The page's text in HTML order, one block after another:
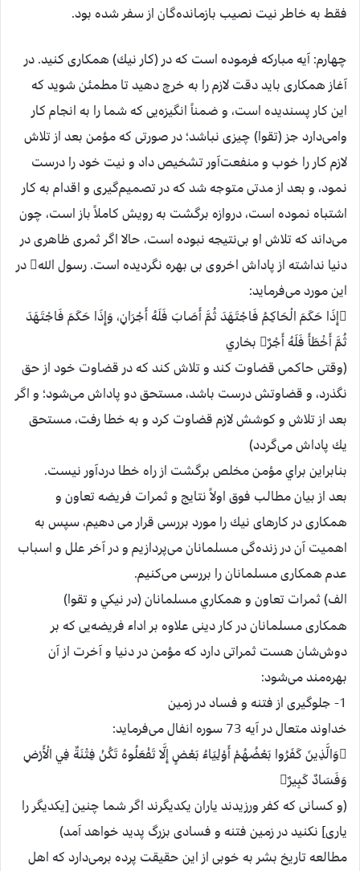
فقط به خاطر نيت نصيب بازمانده‌گان از سفر شده بود.
چهارم: آيه مباركه فرموده است كه در (كار نيك) همكاری كنيد. در
آغاز همكاری بايد دقت لازم را به خرچ دهيد تا مطمئن شويد كه
اين كار پسنديده است، و ضمناً انگيزه‌يی كه شما را به انجام كار
وامی‌دارد جز (تقوا) چيزی نباشد؛ در صورتی كه مؤمن بعد از تلاش
لازم كار را خوب و منفعت‌آور تشخيص داد و نيت خود را درست
نمود، و بعد از مدتی متوجه شد كه در تصميم‌گيری و اقدام به كار
اشتباه نموده است، دروازه برگشت به رويش كاملاً باز است، چون
می‌داند كه تلاش او بی‌نتيجه نبوده است، حالا اگر ثمری ظاهری در
دنيا نداشته از پاداش اخروی بی بهره نگرديده است. رسول الله در
اين مورد می‌فرمايد:
إِذَا حَكَمَ الْحَاكِمُ فَاجْتَهَدَ ثُمَّ أَصَابَ فَلَهُ أَجْرَانِ، وَإِذَا حَكَمَ فَاجْتَهَدَ
ثُمَّ أَخْطَأَ فَلَهُ أَجْرٌ بخاري
(وقتی حاكمی قضاوت كند و تلاش كند كه در قضاوت خود از حق
نگذرد، و قضاوتش درست باشد، مستحق دو پاداش می‌شود؛ و اگر
بعد از تلاش و كوشش لازم قضاوت كرد و به خطا رفت، مستحق
يك پاداش می‌گردد)
بنابراين براي مؤمن مخلص برگشت از راه خطا دردآور نيست.
بعد از بيان مطالب فوق اولاً نتايج و ثمرات فريضه تعاون و
همكاری در كارهای نيك را مورد بررسی قرار می دهيم، سپس به
اهميت آن در زنده‌گی مسلمانان می‌پردازيم و در آخر علل و اسباب
عدم همكاری مسلمانان را بررسی می‌كنيم.
الف) ثمرات تعاون و همكاري مسلمانان (در نيكي و تقوا)
همكاری مسلمانان در كار دينی علاوه بر اداء فريضه‌يی كه بر
دوش‌شان هست ثمراتی دارد كه مؤمن در دنيا و آخرت از آن
بهره‌مند می‌شود:
1- جلوگيری از فتنه و فساد در زمين
خداوند متعال در آيه 73 سوره انفال می‌فرمايد:
وَالَّذِينَ كَفَرُوا بَعْضُهُمْ أَوْلِيَاءُ بَعْضٍ إِلَّا تَفْعَلُوهُ تَكُنْ فِتْنَةٌ فِي الْأَرْضِ
وَفَسَادٌ كَبِيرٌ
(و كسانى كه كفر ورزيدند ياران يكديگرند اگر شما چنين [يكديگر را
ياری] نكنيد در زمين فتنه و فسادى بزرگ پديد خواهد آمد)
مطالعه تاريخ بشر به خوبی از اين حقيقت پرده برمی‌دارد كه اهل